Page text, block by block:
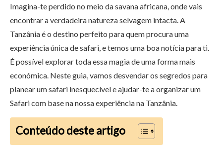
Imagina-te perdido no meio da savana africana, onde vais
encontrar a verdadeira natureza selvagem intacta. A
Tanzânia é o destino perfeito para quem procura uma
experiência única de safari, e temos uma boa notícia para ti.
É possível explorar toda essa magia de uma forma mais
económica. Neste guia, vamos desvendar os segredos para
planear um safari inesquecível e ajudar-te a organizar um
Safari com base na nossa experiência na Tanzânia.
Conteúdo deste artigo